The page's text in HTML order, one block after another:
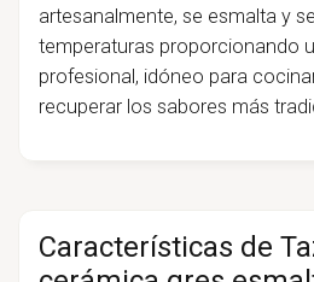
artesanalmente, se esmalta y
temperaturas proporcionando
profesional, idóneo para
recuperar los sabores más
Características de